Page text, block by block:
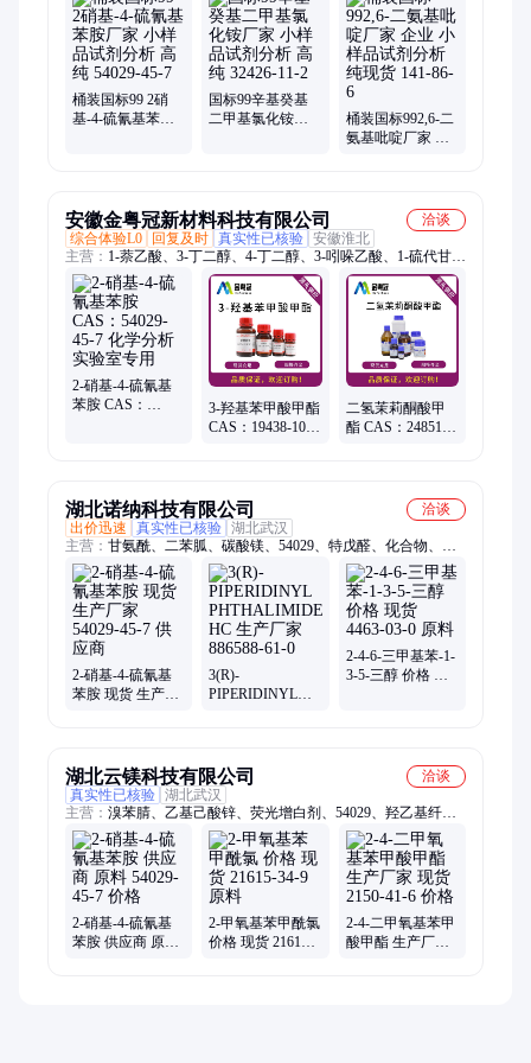
桶装国标99 2硝
基-4-硫氰基苯胺
国标99辛基癸基
二甲基氯化铵厂
桶装国标992,6-二
氨基吡啶厂家 企
安徽金粤冠新材料科技有限公司
洽谈
综合体验L0
回复及时 真实性已核验 安徽淮北
主营： 1-萘乙酸、3-丁二醇、4-丁二醇、3-吲哚乙酸、1-硫代甘
油、2-巯基乙醇、4-丁炔二醇、2-二氯乙烷、1.2-二氯乙烷、1-己
烷磺酸钠、8-羟基喹啉丨、4-二硝基苯肼、4-羟基苯甲酸钠、4-
氨基安替比林、2-硫代巴比妥酸、br分析纯试剂
2-硝基-4-硫氰基
苯胺 CAS：
3-羟基苯甲酸甲酯
CAS：19438-10-9
二氢茉莉酮酸甲
酯 CAS：24851-
湖北诺纳科技有限公司
洽谈
出价迅速
真实性已核验 湖北武汉
主营： 甘氨酰、二苯胍、碳酸镁、54029、特戊醛、化合物、碲
化钠
2-硝基-4-硫氰基
苯胺 现货 生产厂
3(R)-
PIPERIDINYL
2-4-6-三甲基苯-1-
3-5-三醇 价格 现
湖北云镁科技有限公司
洽谈
真实性已核验 湖北武汉
主营： 溴苯腈、乙基己酸锌、荧光增白剂、54029、羟乙基纤维
素、乙酰乙酸乙酯
2-硝基-4-硫氰基
苯胺 供应商 原料
2-甲氧基苯甲酰氯
价格 现货 21615-
2-4-二甲氧基苯甲
酸甲酯 生产厂家